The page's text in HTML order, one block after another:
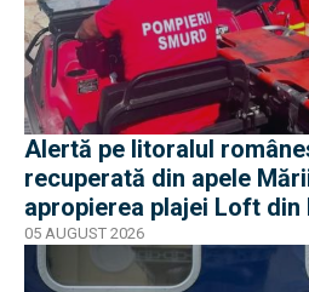
Alertă pe litoralul
recuperată din apele
apropierea plajei Loft din
05 AUGUST 2026